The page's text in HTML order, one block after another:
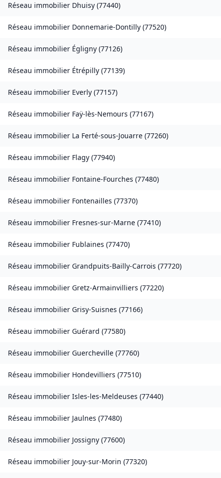
Réseau immobilier Dhuisy (77440)
Réseau immobilier Donnemarie-Dontilly (77520)
Réseau immobilier Égligny (77126)
Réseau immobilier Étrépilly (77139)
Réseau immobilier Everly (77157)
Réseau immobilier Faÿ-lès-Nemours (77167)
Réseau immobilier La Ferté-sous-Jouarre (77260)
Réseau immobilier Flagy (77940)
Réseau immobilier Fontaine-Fourches (77480)
Réseau immobilier Fontenailles (77370)
Réseau immobilier Fresnes-sur-Marne (77410)
Réseau immobilier Fublaines (77470)
Réseau immobilier Grandpuits-Bailly-Carrois (77720)
Réseau immobilier Gretz-Armainvilliers (77220)
Réseau immobilier Grisy-Suisnes (77166)
Réseau immobilier Guérard (77580)
Réseau immobilier Guercheville (77760)
Réseau immobilier Hondevilliers (77510)
Réseau immobilier Isles-les-Meldeuses (77440)
Réseau immobilier Jaulnes (77480)
Réseau immobilier Jossigny (77600)
Réseau immobilier Jouy-sur-Morin (77320)